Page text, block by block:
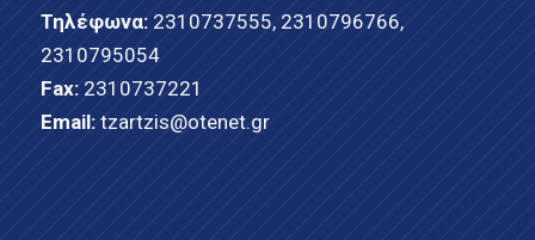
Τηλέφωνα: 2310737555, 2310796766,
2310795054
Fax: 2310737221
Email: tzartzis@otenet.gr